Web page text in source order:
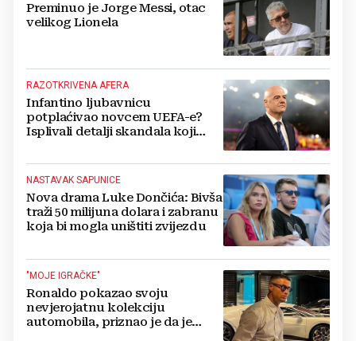
Preminuo je Jorge Messi, otac
velikog Lionela
RAZOTKRIVENA AFERA
Infantino ljubavnicu
potplaćivao novcem UEFA-e?
Isplivali detalji skandala koji
NASTAVAK SAPUNICE
Nova drama Luke Dončića: Bivša
traži 50 milijuna dolara i zabranu
koja bi mogla uništiti zvijezdu
"MOJE IGRAČKE"
Ronaldo pokazao svoju
nevjerojatnu kolekciju
automobila, priznao je da je